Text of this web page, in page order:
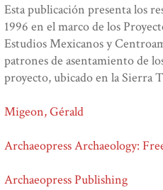
Esta publicación presenta los
1996 en el marco de los
Estudios Mexicanos y
patrones de asentamiento de
proyecto, ubicado en la Sierra
Migeon, Gérald
Archaeopress Archaeology:
Archaeopress Publishing